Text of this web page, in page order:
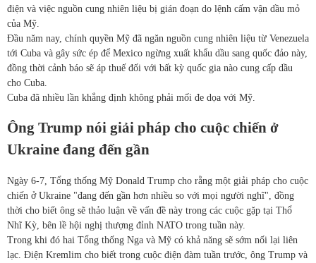
điện và việc nguồn cung nhiên liệu bị gián đoạn do lệnh cấm vận dầu mỏ
của Mỹ.
Đầu năm nay, chính quyền Mỹ đã ngăn nguồn cung nhiên liệu từ Venezuela
tới Cuba và gây sức ép để Mexico ngừng xuất khẩu dầu sang quốc đảo này,
đồng thời cảnh báo sẽ áp thuế đối với bất kỳ quốc gia nào cung cấp dầu
cho Cuba.
Cuba đã nhiều lần khẳng định không phải mối đe dọa với Mỹ.
Ông Trump nói giải pháp cho cuộc chiến ở
Ukraine đang đến gần
Ngày 6-7, Tổng thống Mỹ Donald Trump cho rằng một giải pháp cho cuộc
chiến ở Ukraine "đang đến gần hơn nhiều so với mọi người nghĩ", đồng
thời cho biết ông sẽ thảo luận về vấn đề này trong các cuộc gặp tại Thổ
Nhĩ Kỳ, bên lề hội nghị thượng đỉnh NATO trong tuần này.
Trong khi đó hai Tổng thống Nga và Mỹ có khả năng sẽ sớm nối lại liên
lạc. Điện Kremlim cho biết trong cuộc điện đàm tuần trước, ông Trump và